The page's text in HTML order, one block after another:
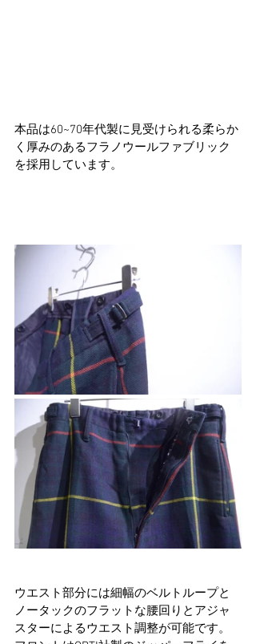
本品は60~70年代製に見受けられる柔らか
く厚みのあるフラノウールファブリック
を採用しています。
ウエスト部分には細幅のベルトループと
ノータックのフラットな腰回りとアジャ
スターによるウエスト調整が可能です。